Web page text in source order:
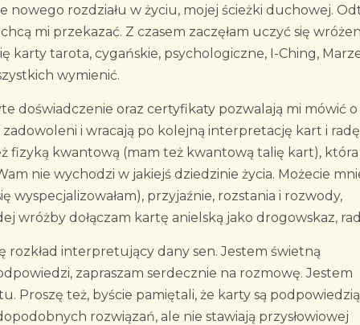
nowego rozdziału w życiu, mojej ścieżki duchowej.
mi przekazać. Z czasem zaczęłam uczyć się
karty tarota, cygańskie, psychologiczne, I-Ching,
wymienić.
doświadczenie oraz certyfikaty pozwalają mi mówić o
i wracają po kolejną interpretację kart i radę
fizyką kwantową (mam też kwantową talię kart), która
nie wychodzi w jakiejś dziedzinie życia. Możecie
przyjaźnie, rozstania i rozwody,
wróżby dołączam kartę anielską jako drogowskaz,
interpretujący dany sen. Jestem świetną
zapraszam serdecznie na rozmowę. Jestem
Proszę też, byście pamiętali, że karty są
rozwiązań, ale nie stawiają przysłowiowej